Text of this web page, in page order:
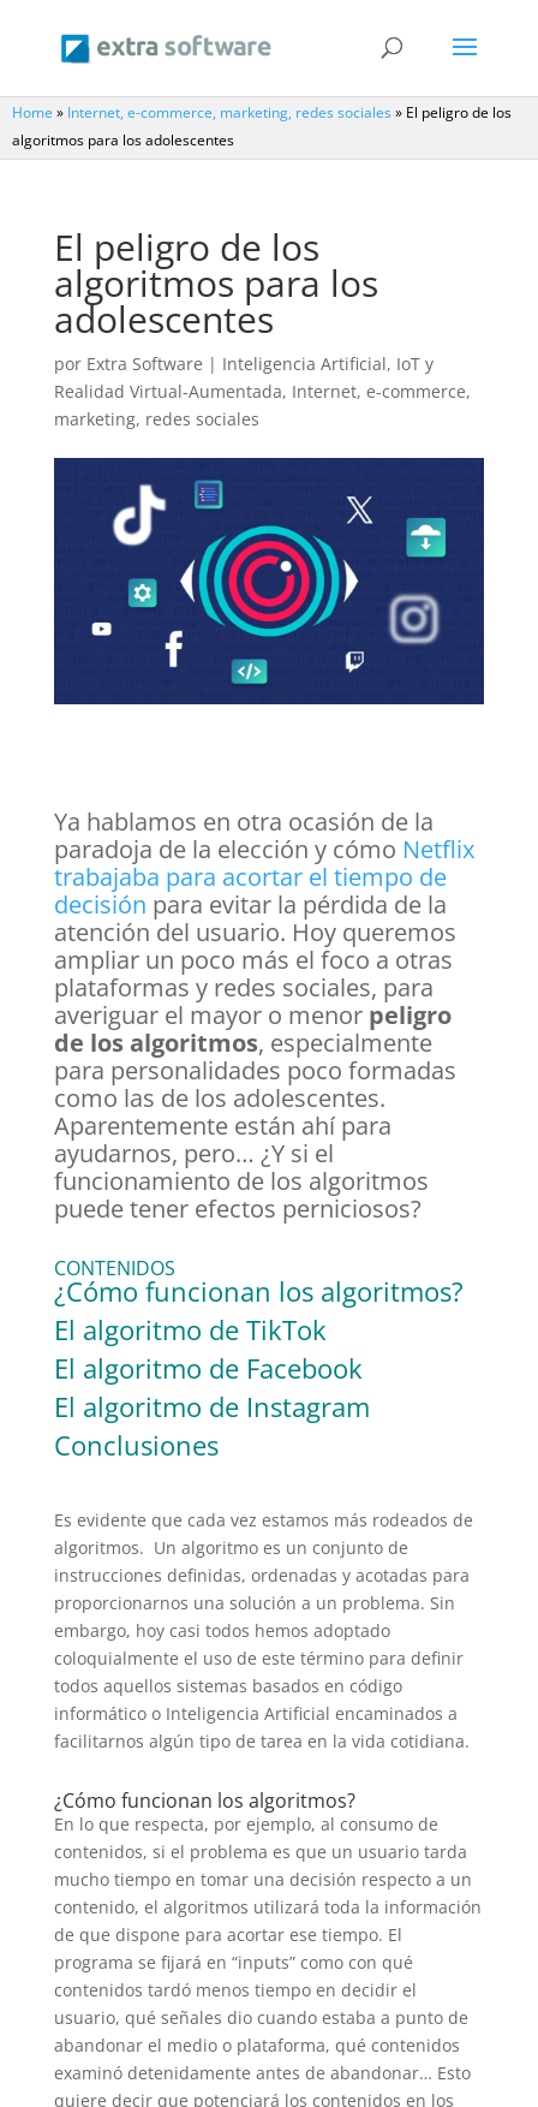
Home » Internet, e-commerce, marketing, redes sociales» El peligro de los
algoritmos para los adolescentes
El peligro de los
algoritmos para los
adolescentes
por Extra Software | Inteligencia Artificial, IoT y
Realidad Virtual-Aumentada, Internet, e-commerce,
marketing, redes sociales
Ya hablamos en otra ocasión de la
paradoja de la elección y cómo Netflix
trabajaba para acortar el tiempo de
decisión para evitar la pérdida de la
atención del usuario. Hoy queremos
ampliar un poco más el foco a otras
plataformas y redes sociales, para
averiguar el mayor o menor peligro
de los algoritmos, especialmente
para personalidades poco formadas
como las de los adolescentes.
Aparentemente están ahí para
ayudarnos, pero… ¿Y si el
funcionamiento de los algoritmos
puede tener efectos perniciosos?
CONTENIDOS
¿Cómo funcionan los algoritmos?
El algoritmo de TikTok
El algoritmo de Facebook
El algoritmo de Instagram
Conclusiones
Es evidente que cada vez estamos más rodeados de
algoritmos. Un algoritmo es un conjunto de
instrucciones definidas, ordenadas y acotadas para
proporcionarnos una solución a un problema. Sin
embargo, hoy casi todos hemos adoptado
coloquialmente el uso de este término para definir
todos aquellos sistemas basados en código
informático o Inteligencia Artificial encaminados a
facilitarnos algún tipo de tarea en la vida cotidiana.
¿Cómo funcionan los algoritmos?
En lo que respecta, por ejemplo, al consumo de
contenidos, si el problema es que un usuario tarda
mucho tiempo en tomar una decisión respecto a un
contenido, el algoritmos utilizará toda la información
de que dispone para acortar ese tiempo. El
programa se fijará en “inputs” como con qué
contenidos tardó menos tiempo en decidir el
usuario, qué señales dio cuando estaba a punto de
abandonar el medio o plataforma, qué contenidos
examinó detenidamente antes de abandonar… Esto
quiere decir que potenciará los contenidos en los